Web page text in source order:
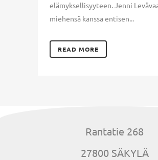
elämyksellisyyteen. Jenni
miehensä kanssa entisen...
READ MORE
Rantatie 268
27800 SÄKYLÄ